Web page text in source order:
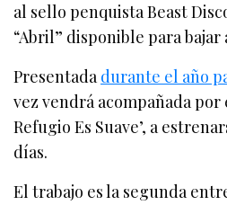
al sello penquista Beast
“Abril” disponible para bajar
Presentadadurante el año
vez vendrá acompañada por
Refugio Es Suave’, a
días.
El trabajo es la segunda